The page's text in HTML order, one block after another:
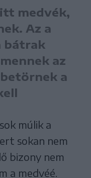
medvék,
Az a
bátrak
az
a
múlik a
sokan nem
bizony nem
a medvéé.